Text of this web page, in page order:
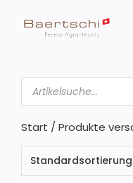
Inhalt
Products
search
Start / Produkte